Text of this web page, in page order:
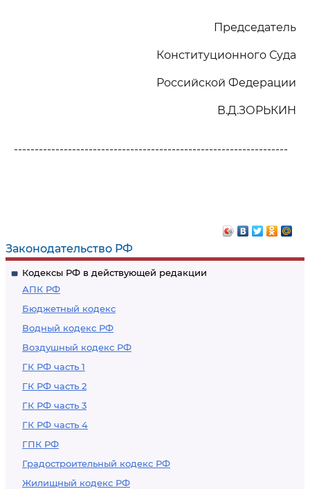
Законодательство РФ
Кодексы РФ в действующей редакции
АПК РФ
Бюджетный кодекс
Водный кодекс РФ
Воздушный кодекс РФ
ГК РФ часть 1
ГК РФ часть 2
ГК РФ часть 3
ГК РФ часть 4
ГПК РФ
Градостроительный кодекс РФ
Жилищный кодекс РФ
Председатель
Конституционного Суда
Российской Федерации
В.Д.ЗОРЬКИН
------------------------------------------------------------------